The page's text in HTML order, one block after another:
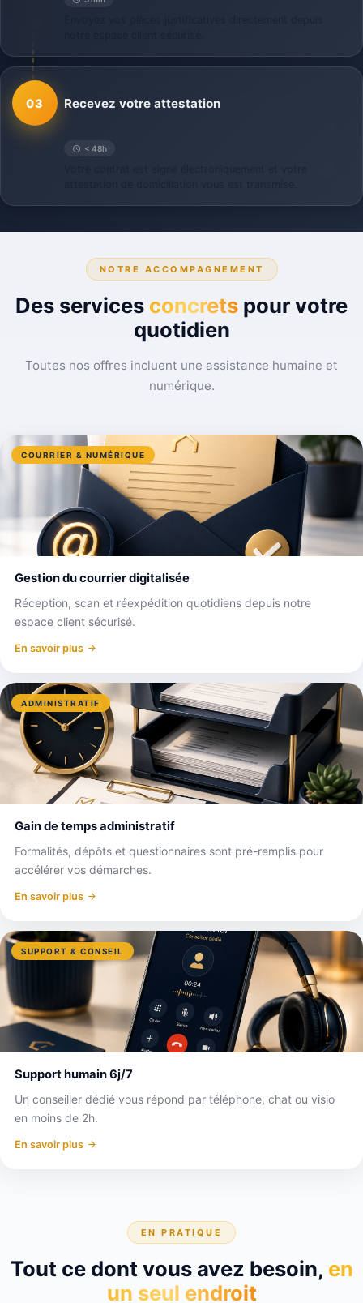
03
< 48h
Recevez votre attestation
NOTRE ACCOMPAGNEMENT
Des services concrets pour votre
quotidien
Toutes nos offres incluent une assistance humaine et
numérique.
COURRIER & NUMÉRIQUE
Gestion du courrier digitalisée
Réception, scan et réexpédition quotidiens depuis notre
espace client sécurisé.
En savoir plus
ADMINISTRATIF
Gain de temps administratif
Formalités, dépôts et questionnaires sont pré-remplis pour
accélérer vos démarches.
En savoir plus
SUPPORT & CONSEIL
Support humain 6j/7
Un conseiller dédié vous répond par téléphone, chat ou visio
en moins de 2h.
En savoir plus
EN PRATIQUE
Tout ce dont vous avez besoin, en
un seul endroit